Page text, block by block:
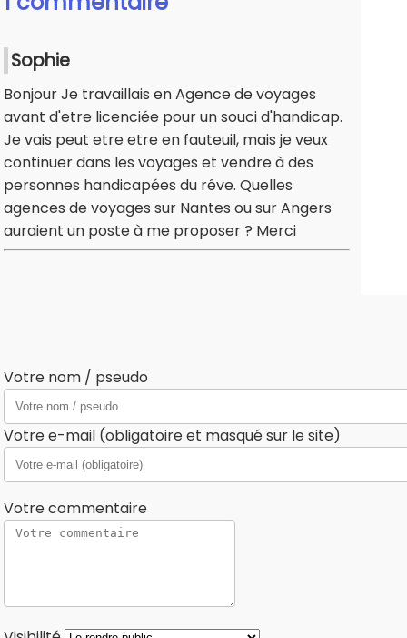
Sophie
Bonjour Je travaillais en Agence de voyages
avant d'etre licenciée pour un souci d'handicap.
Je vais peut etre etre en fauteuil, mais je veux
continuer dans les voyages et vendre à des
personnes handicapées du rêve. Quelles
agences de voyages sur Nantes ou sur Angers
auraient un poste à me proposer ? Merci
Votre nom / pseudo
Votre e-mail (obligatoire et masqué sur le site)
Votre commentaire